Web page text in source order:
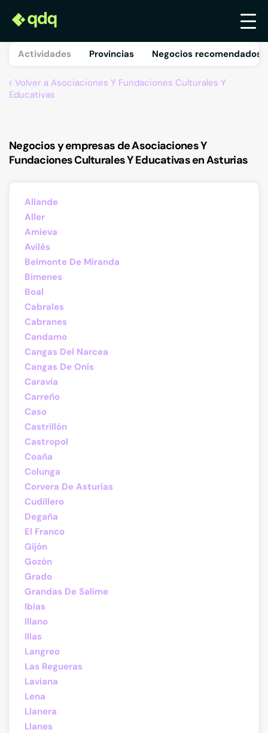
Actividades Provincias Negocios recomendados
Volver a Asociaciones Y Fundaciones Culturales Y
Educativas
Negocios y empresas de Asociaciones Y
Fundaciones Culturales Y Educativas en Asturias
Allande
Aller
Amieva
Avilés
Belmonte De Miranda
Bimenes
Boal
Cabrales
Cabranes
Candamo
Cangas Del Narcea
Cangas De Onís
Caravia
Carreño
Caso
Castrillón
Castropol
Coaña
Colunga
Corvera De Asturias
Cudillero
Degaña
El Franco
Gijón
Gozón
Grado
Grandas De Salime
Ibias
Illano
Illas
Langreo
Las Regueras
Laviana
Lena
Llanera
Llanes